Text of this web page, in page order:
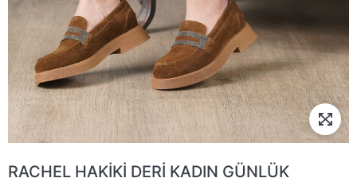
RACHEL HAKİKİ DERİ KADIN GÜNLÜK